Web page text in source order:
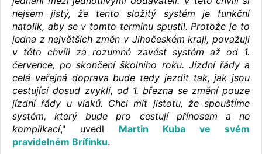
nejsem jistý, že tento složitý systém je funkční
natolik, aby se v tomto termínu spustil. Protože je to
jedna z největších změn v Jihočeském kraji, považuji
v této chvíli za rozumné zavést systém až od 1.
července, po skončení školního roku. Jízdní řády a
celá veřejná doprava bude tedy jezdit tak, jak jsou
cestující dosud zvyklí, od 1. března se změní pouze
jízdní řády u vlaků. Chci mít jistotu, že spouštíme
systém, který bude pro cestují přínosem a ne
komplikací," uvedl Martin Kuba ve svém
pravidelném Brífinku.